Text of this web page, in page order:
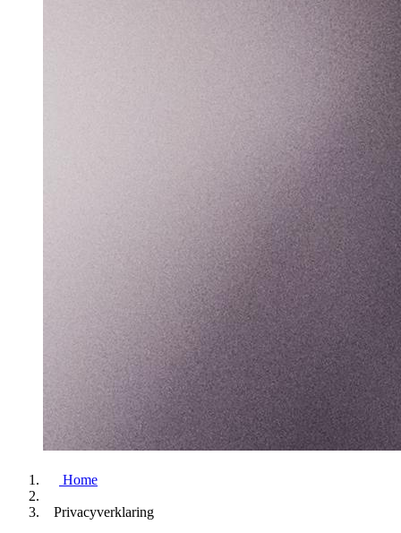
Home
Privacyverklaring